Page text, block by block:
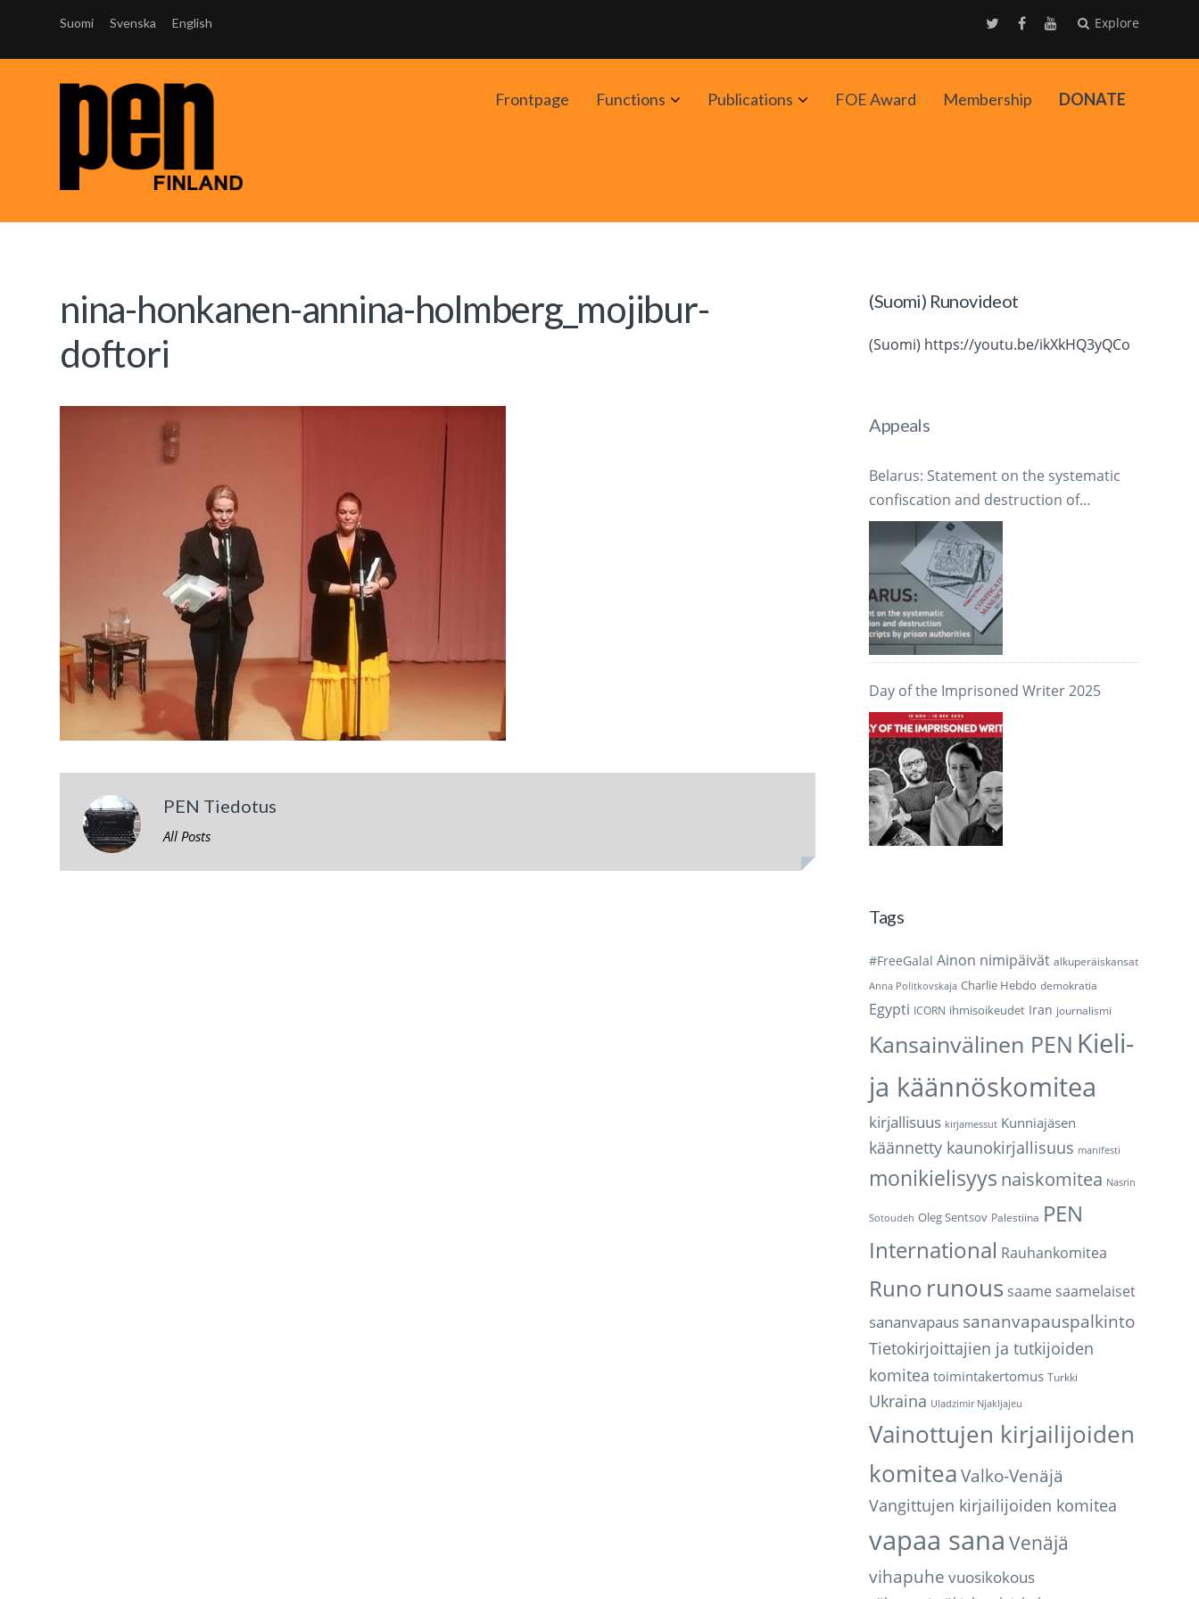
Suomi Svenska English Explore
Frontpage Functions AvaaPublications AvaaFOE Award Membership DONATE
nina-honkanen-annina-holmberg_mojibur-
doftori
PEN Tiedotus
All Posts
(Suomi) Runovideot
(Suomi) https://youtu.be/ikXkHQ3yQCo
Appeals
Belarus: Statement on the systematic
confiscation and destruction of
manuscripts by prison authorities
Day of the Imprisoned Writer 2025
Tags
#FreeGalal Ainon nimipäivät alkuperäiskansat
Anna Politkovskaja Charlie Hebdo demokratia
Egypti ICORN ihmisoikeudet Iran journalismi
Kansainvälinen PEN Kieli-
ja käännöskomitea
kirjallisuus kirjamessut Kunniajäsen
käännetty kaunokirjallisuus manifesti
monikielisyys naiskomitea Nasrin
Sotoudeh Oleg Sentsov Palestiina PEN
International Rauhankomitea
Runo runous saame saamelaiset
sananvapaus sananvapauspalkinto
Tietokirjoittajien ja tutkijoiden
komitea toimintakertomus Turkki
Ukraina Uladzimir Njakljajeu
Vainottujen kirjailijoiden
komitea Valko-Venäjä
Vangittujen kirjailijoiden komitea
vapaa sana Venäjä
vihapuhe vuosikokous